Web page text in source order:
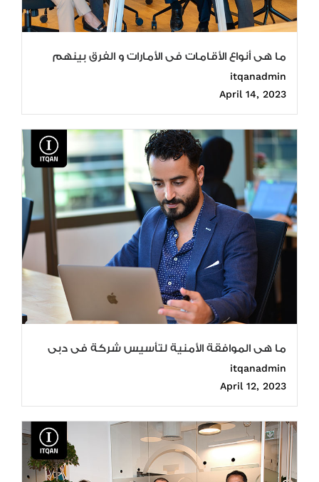
ما هى أنواع الأقامات فى الأمارات و الفرق بينهم
itqanadmin
April 14, 2023
ما هى الموافقة الأمنية لتأسيس شركة فى دبى
itqanadmin
April 12, 2023